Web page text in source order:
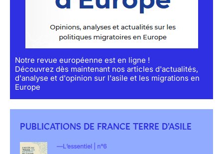
Notre revue européenne est en ligne !
Découvrez dès maintenant nos articles d'actualités,
d'analyse et d'opinion sur l'asile et les migrations en
Europe
PUBLICATIONS DE FRANCE TERRE D'ASILE
L’essentiel | n°6